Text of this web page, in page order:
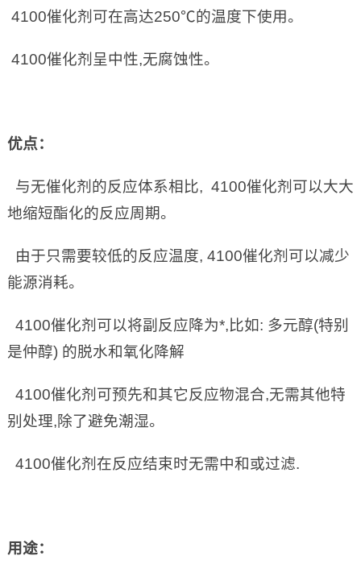
4100催化剂可在高达250℃的温度下使用。
4100催化剂呈中性,无腐蚀性。
优点：
与无催化剂的反应体系相比, 4100催化剂可以大大
地缩短酯化的反应周期。
由于只需要较低的反应温度, 4100催化剂可以减少
能源消耗。
4100催化剂可以将副反应降为*,比如: 多元醇(特别
是仲醇) 的脱水和氧化降解
4100催化剂可预先和其它反应物混合,无需其他特
别处理,除了避免潮湿。
4100催化剂在反应结束时无需中和或过滤.
用途：